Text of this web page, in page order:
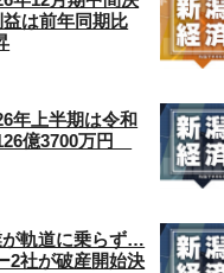
は前年同期比
年上半期は令和
億3700万円
軌道に乗らず…
2社が破産開始決